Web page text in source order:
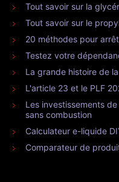
Tout savoir sur la
Tout savoir sur le
20 méthodes pour
Testez votre
La grande histoire de
L'article 23 et le PLF
Les investissements
sans combustion
Calculateur e-liquide
Comparateur de